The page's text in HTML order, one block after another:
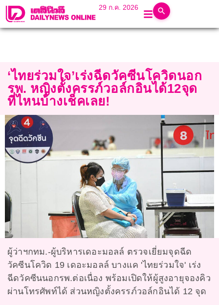
29 ก.ค. 2026
‘ไทยร่วมใจ’เร่งฉีดวัคซีนโควิดนอก
รพ. หญิงตั้งครรภ์วอล์กอินได้12จุด
ที่ไหนบ้างเช็คเลย!
ผู้ว่าฯกทม.-ผู้บริหารเดอะมอลล์ ตรวจเยี่ยมจุดฉีด
วัคซีนโควิด 19 เดอะมอลล์ บางแค 'ไทยร่วมใจ' เร่ง
ฉีดวัคซีนนอกรพ.ต่อเนื่อง พร้อมเปิดให้ผู้สูงอายุจองคิว
ผ่านโทรศัพท์ได้ ส่วนหญิงตั้งครรภ์วอล์กอินได้ 12 จุด